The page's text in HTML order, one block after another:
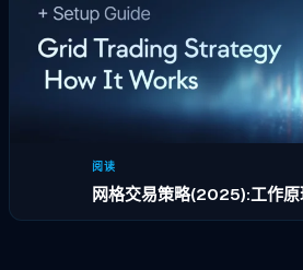
阅读
网格交易策略(2025):工作原